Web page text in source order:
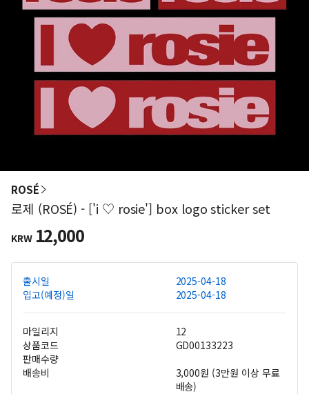
ROSÉ
로제 (ROSÉ) - ['i ♡ rosie'] box logo sticker set
KRW 12,000
출시일
2025-04-18
입고(예정)일
2025-04-18
마일리지
12
상품코드
GD00133223
판매수량
배송비
3,000원 (3만원 이상 무료
배송)